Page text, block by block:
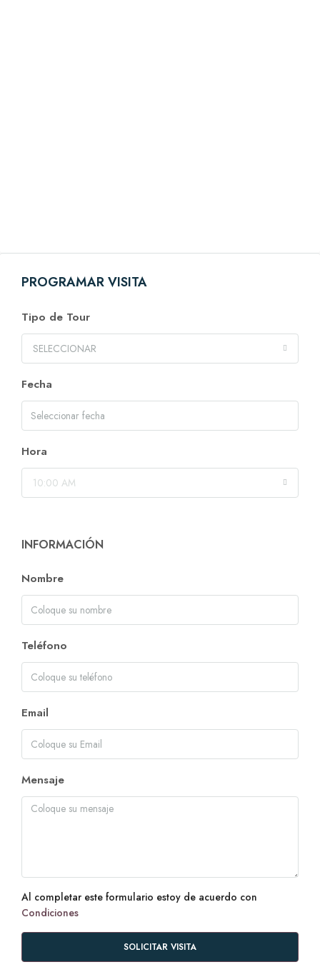
PROGRAMAR VISITA
Tipo de Tour
SELECCIONAR
Fecha
Hora
10:00 AM
INFORMACIÓN
Nombre
Teléfono
Email
Mensaje
Al completar este formulario estoy de acuerdo con
Condiciones
SOLICITAR VISITA